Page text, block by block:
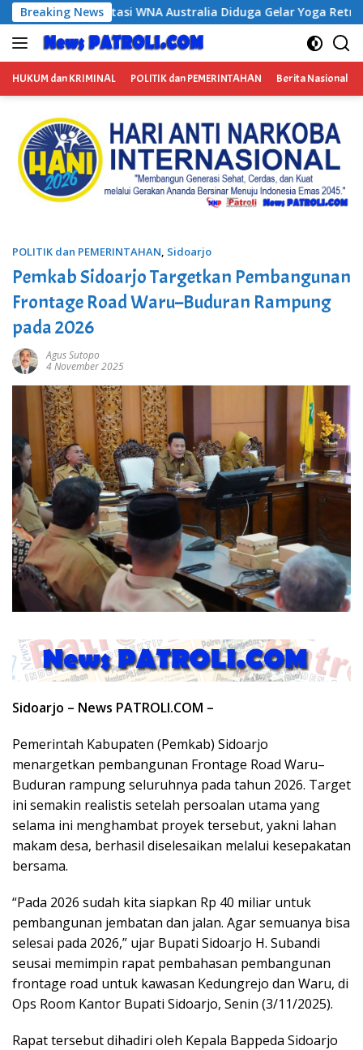
Langsung
ke
konten
Breaking News
Diduga Gelar Yoga Retreat dan Menjadi Instruktur
HUKUM dan KRIMINAL POLITIK dan PEMERINTAHAN Berita Nasional
POLITIK dan PEMERINTAHAN, Sidoarjo
Pemkab Sidoarjo Targetkan Pembangunan
Frontage Road Waru–Buduran Rampung
pada 2026
Agus Sutopo
4 November 2025
Sidoarjo – News PATROLI.COM –
Pemerintah Kabupaten (Pemkab) Sidoarjo
menargetkan pembangunan Frontage Road Waru–
Buduran rampung seluruhnya pada tahun 2026. Target
ini semakin realistis setelah persoalan utama yang
selama ini menghambat proyek tersebut, yakni lahan
makam desa, berhasil diselesaikan melalui kesepakatan
bersama.
“Pada 2026 sudah kita siapkan Rp 40 miliar untuk
pembangunan jembatan dan jalan. Agar semuanya bisa
selesai pada 2026,” ujar Bupati Sidoarjo H. Subandi
seusai memimpin rapat pembahasan pembangunan
frontage road untuk kawasan Kedungrejo dan Waru, di
Ops Room Kantor Bupati Sidoarjo, Senin (3/11/2025).
Rapat tersebut dihadiri oleh Kepala Bappeda Sidoarjo